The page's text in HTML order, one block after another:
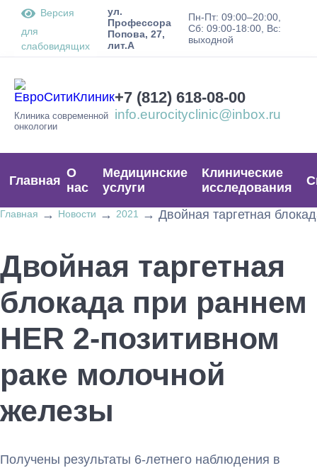
Версия
для
слабовидящих
ул.
Профессора
Попова, 27,
лит.А
Пн-Пт: 09:00–20:00,
Сб: 09:00-18:00, Вс:
выходной
Клиника современной
онкологии
+7 (812) 618-08-00
info.eurocityclinic@inbox.ru
Главная
О
нас
Медицинские
услуги
Клинические
исследования
Главная → Новости → 2021 → Двойная таргетная
Двойная таргетная
блокада при раннем
HER 2-позитивном
раке молочной
железы
Получены результаты 6-летнего наблюдения в